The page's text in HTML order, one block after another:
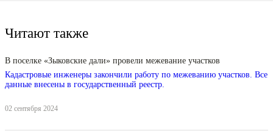
Читают также
В поселке «Зыковские дали» провели межевание участков
Кадастровые инженеры закончили работу по межеванию участков. Все
данные внесены в государственный реестр.
02 сентября 2024